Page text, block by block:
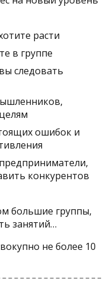
расти
в группе
следовать
ошибок и
конкурентов
большие группы,
занятий…
не более 10